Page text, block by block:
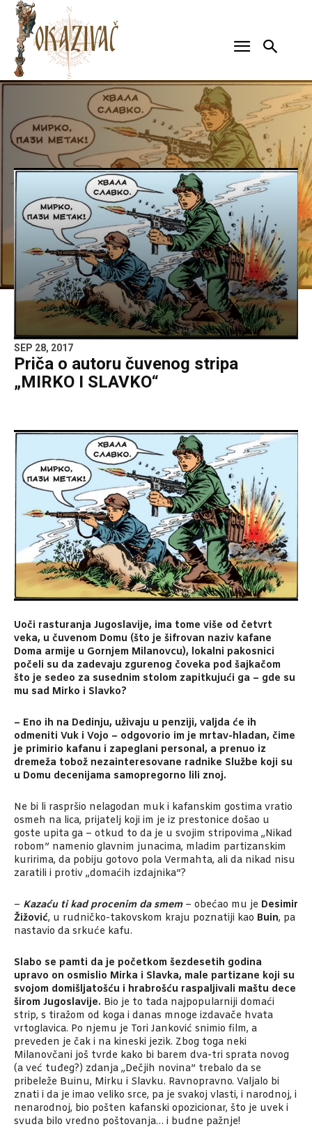
SEP 28, 2017
Priča o autoru čuvenog stripa
„MIRKO I SLAVKO“
Uoči rasturanja Jugoslavije, ima tome više od četvrt
veka, u čuvenom Domu (što je šifrovan naziv kafane
Doma armije u Gornjem Milanovcu), lokalni pakosnici
počeli su da zadevaju zgurenog čoveka pod šajkačom
što je sedeo za susednim stolom zapitkujući ga – gde su
mu sad Mirko i Slavko?
– Eno ih na Dedinju, uživaju u penziji, valjda će ih
odmeniti Vuk i Vojo – odgovorio im je mrtav-hladan, čime
je primirio kafanu i zapeglani personal, a prenuo iz
dremeža tobož nezainteresovane radnike Službe koji su
u Domu decenijama samopregorno lili znoj.
Ne bi li raspršio nelagodan muk i kafanskim gostima vratio
osmeh na lica, prijatelj koji im je iz prestonice došao u
goste upita ga – otkud to da je u svojim stripovima „Nikad
robom” namenio glavnim junacima, mladim partizanskim
kuririma, da pobiju gotovo pola Vermahta, ali da nikad nisu
zaratili i protiv „domaćih izdajnika”?
– Kazaću ti kad procenim da smem– obećao mu je Desimir
Žižović, u rudničko-takovskom kraju poznatiji kao Buin, pa
nastavio da srkuće kafu.
Slabo se pamti da je početkom šezdesetih godina
upravo on osmislio Mirka i Slavka, male partizane koji su
svojom domišljatošću i hrabrošću raspaljivali maštu dece
širom Jugoslavije. Bio je to tada najpopularniji domaći
strip, s tiražom od koga i danas mnoge izdavače hvata
vrtoglavica. Po njemu je Tori Janković snimio film, a
preveden je čak i na kineski jezik. Zbog toga neki
Milanovčani još tvrde kako bi barem dva-tri sprata novog
(a već tuđeg?) zdanja „Dečjih novina” trebalo da se
pribeleže Buinu, Mirku i Slavku. Ravnopravno. Valjalo bi
znati i da je imao veliko srce, pa je svakoj vlasti, i narodnoj, i
nenarodnoj, bio pošten kafanski opozicionar, što je uvek i
svuda bilo vredno poštovanja… i budne pažnje!